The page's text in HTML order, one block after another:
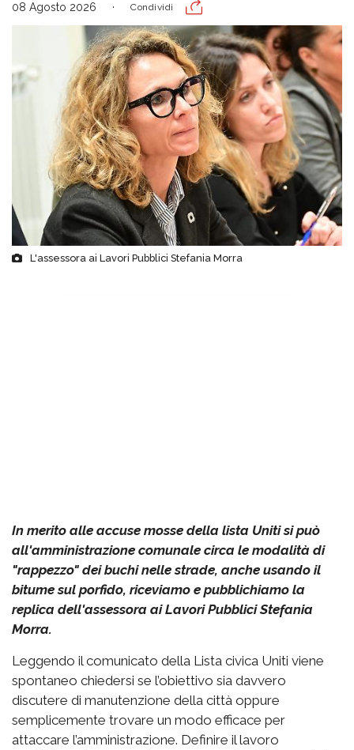
08 Agosto 2026 Condividi
L'assessora ai Lavori Pubblici Stefania Morra
In merito alle accuse mosse della lista Uniti si può
all'amministrazione comunale circa le modalità di
"rappezzo" dei buchi nelle strade, anche usando il
bitume sul porfido, riceviamo e pubblichiamo la
replica dell'assessora ai Lavori Pubblici Stefania
Morra.
Leggendo il comunicato della Lista civica Uniti viene
spontaneo chiedersi se l’obiettivo sia davvero
discutere di manutenzione della città oppure
semplicemente trovare un modo efficace per
attaccare l’amministrazione. Definire il lavoro